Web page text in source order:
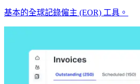
基本的全球記錄僱主 (EOR) 工具。​​